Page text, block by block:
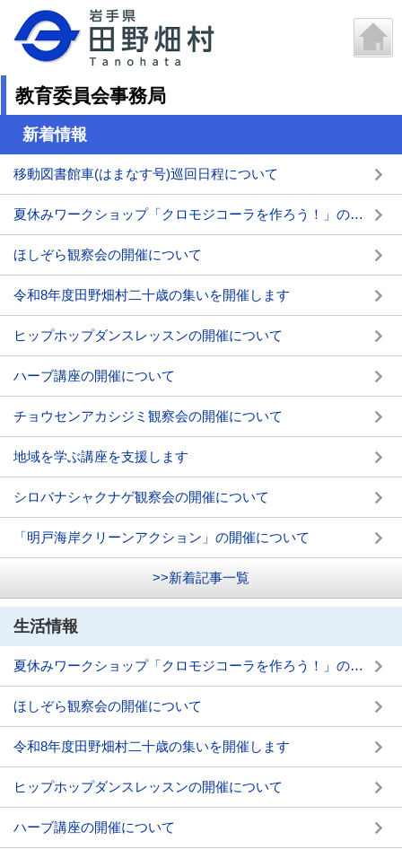
教育委員会事務局
新着情報
移動図書館車(はまなす号)巡回日程について
夏休みワークショップ「クロモジコーラを作ろう！」の開催について
ほしぞら観察会の開催について
令和8年度田野畑村二十歳の集いを開催します
ヒップホップダンスレッスンの開催について
ハーブ講座の開催について
チョウセンアカシジミ観察会の開催について
地域を学ぶ講座を支援します
シロバナシャクナゲ観察会の開催について
「明戸海岸クリーンアクション」の開催について
>>新着記事一覧
生活情報
夏休みワークショップ「クロモジコーラを作ろう！」の開催について
ほしぞら観察会の開催について
令和8年度田野畑村二十歳の集いを開催します
ヒップホップダンスレッスンの開催について
ハーブ講座の開催について